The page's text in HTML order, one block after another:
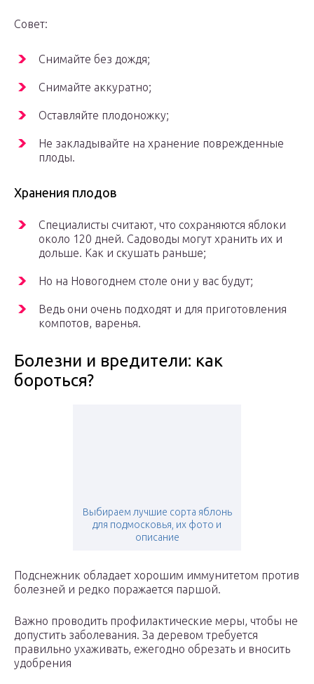
Совет:
Снимайте без дождя;
Снимайте аккуратно;
Оставляйте плодоножку;
Не закладывайте на хранение поврежденные
плоды.
Хранения плодов
Специалисты считают, что сохраняются яблоки
около 120 дней. Садоводы могут хранить их и
дольше. Как и скушать раньше;
Но на Новогоднем столе они у вас будут;
Ведь они очень подходят и для приготовления
компотов, варенья.
Болезни и вредители: как
бороться?
Выбираем лучшие сорта яблонь
для подмосковья, их фото и
описание
Подснежник обладает хорошим иммунитетом против
болезней и редко поражается паршой.
Важно проводить профилактические меры, чтобы не
допустить заболевания. За деревом требуется
правильно ухаживать, ежегодно обрезать и вносить
удобрения